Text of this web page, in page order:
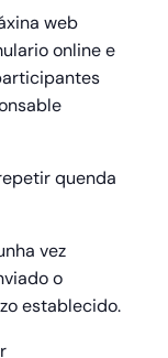
web
online e
quenda
vez
o
establecido.